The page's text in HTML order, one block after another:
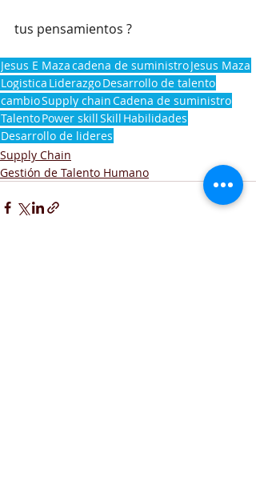
tus pensamientos ?
Jesus E Mazacadena de suministroJesus Maza
Logistica LiderazgoDesarrollo de talento
cambioSupply chainCadena de suministro
TalentoPower skillSkill Habilidades
Desarrollo de lideres
Supply Chain
Gestión de Talento Humano